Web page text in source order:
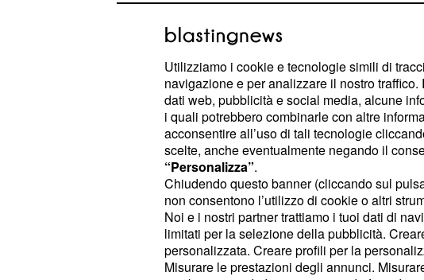
presieduta dal padre spirituale granata Don
Da sempre la ricorrenza viene osservata da
in pellegrinaggio al Colle, lì dove ripongono
frasi celebrative.
Offese comparse nella notte
Quest'anno, alcuni ignoti hanno ben pensato
tale luogo, realizzando scritte offensive poste
strada che da Torino porta alla Basilica di
Lisbona a Torino, era meglio in motorino" e
1000 Superga" - queste sono solo alcune
Utilizziamo i cookie e tecnologie simili di
navigazione e per analizzare il nostro
dati web, pubblicità e social media, alcune
i quali potrebbero combinarle con altre
acconsentire all’uso di tali tecnologie
scelte, anche eventualmente negando il
“Personalizza”.
Chiudendo questo banner (cliccando sul
non consentono l’utilizzo di cookie o altri
Noi e i nostri partner trattiamo i tuoi dati di
limitati per la selezione della pubblicità.
personalizzata. Creare profili per la
Misurare le prestazioni degli annunci.